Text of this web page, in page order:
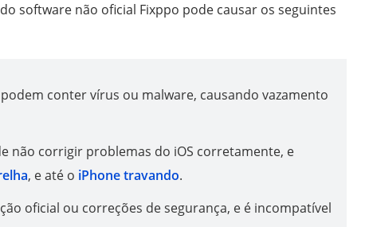
software não oficial Fixppo pode causar os seguintes
conter vírus ou malware, causando vazamento
não corrigir problemas do iOS corretamente, e
, e até o iPhone travando.
oficial ou correções de segurança, e é incompatível